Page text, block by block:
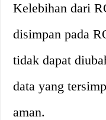
Kelebihan dari
disimpan pada
tidak dapat
data yang
aman.